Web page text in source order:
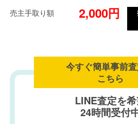
売主手取り額 2,000円
今すぐ簡単事前
こちら
LINE査定を
24時間受付